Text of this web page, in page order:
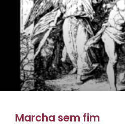
Marcha sem fim